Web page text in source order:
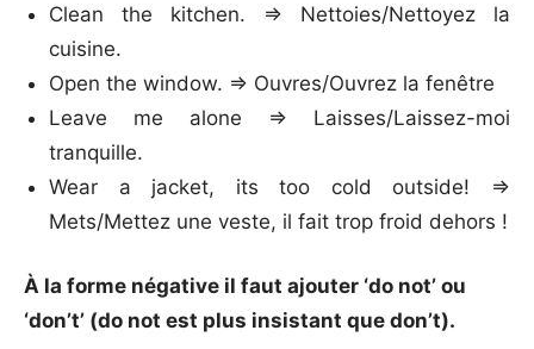
Clean the kitchen. => Nettoies/Nettoyez la
cuisine.
Open the window. => Ouvres/Ouvrez la fenêtre
Leave me alone => Laisses/Laissez-moi
tranquille.
Wear a jacket, its too cold outside! =>
Mets/Mettez une veste, il fait trop froid dehors !
À la forme négative il faut ajouter ‘do not’ ou
‘don’t’ (do not est plus insistant que don’t).